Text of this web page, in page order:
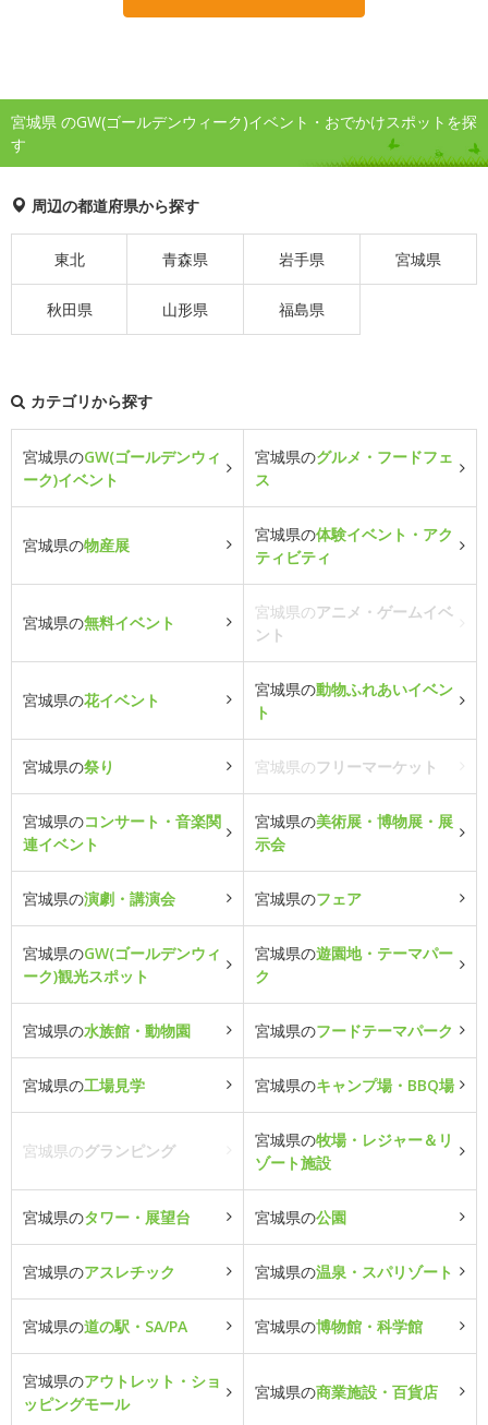
宮城県 のGW(ゴールデンウィーク)イベント・おでかけスポットを探
す
周辺の都道府県から探す
東北 青森県 岩手県 宮城県
秋田県 山形県 福島県
カテゴリから探す
宮城県のGW(ゴールデンウィ
ーク)イベント
宮城県のグルメ・フードフェ
ス
宮城県の物産展
宮城県の体験イベント・アク
ティビティ
宮城県の無料イベント
宮城県のアニメ・ゲームイベ
ント
宮城県の花イベント
宮城県の動物ふれあいイベン
ト
宮城県の祭り 宮城県のフリーマーケット
宮城県のコンサート・音楽関
連イベント
宮城県の美術展・博物展・展
示会
宮城県の演劇・講演会 宮城県のフェア
宮城県のGW(ゴールデンウィ
ーク)観光スポット
宮城県の遊園地・テーマパー
ク
宮城県の水族館・動物園 宮城県のフードテーマパーク
宮城県の工場見学 宮城県のキャンプ場・BBQ場
宮城県のグランピング
宮城県の牧場・レジャー＆リ
ゾート施設
宮城県のタワー・展望台 宮城県の公園
宮城県のアスレチック 宮城県の温泉・スパリゾート
宮城県の道の駅・SA/PA 宮城県の博物館・科学館
宮城県のアウトレット・ショ
ッピングモール
宮城県の商業施設・百貨店